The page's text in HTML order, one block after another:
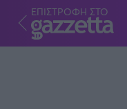
ΕΠΙΣΤΡΟΦΗ ΣΤΟ